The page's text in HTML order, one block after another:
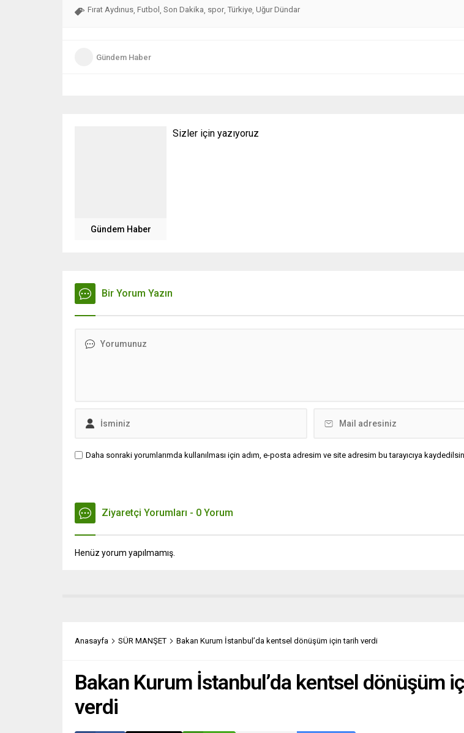
Fırat Aydınus, Futbol , Son Dakika, spor, Türkiye, Uğur Dündar
Gündem Haber
Gündem Haber
Sizler için yazıyoruz
Bir Yorum Yazın
Daha sonraki yorumlarımda kullanılması için adım, e-posta adresim ve site adresim bu tarayıcıya
Ziyaretçi Yorumları - 0 Yorum
Henüz yorum yapılmamış.
Anasayfa SÜR MANŞET Bakan Kurum İstanbul’da kentsel dönüşüm için tarih verdi
Bakan Kurum İstanbul’da kentsel dönüşüm
verdi